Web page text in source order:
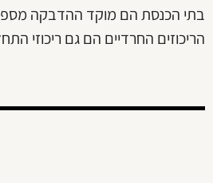
בתי הכנסת הם מוקד ההדבקה
הריכוזים החרדיים הם גם ריכוזי